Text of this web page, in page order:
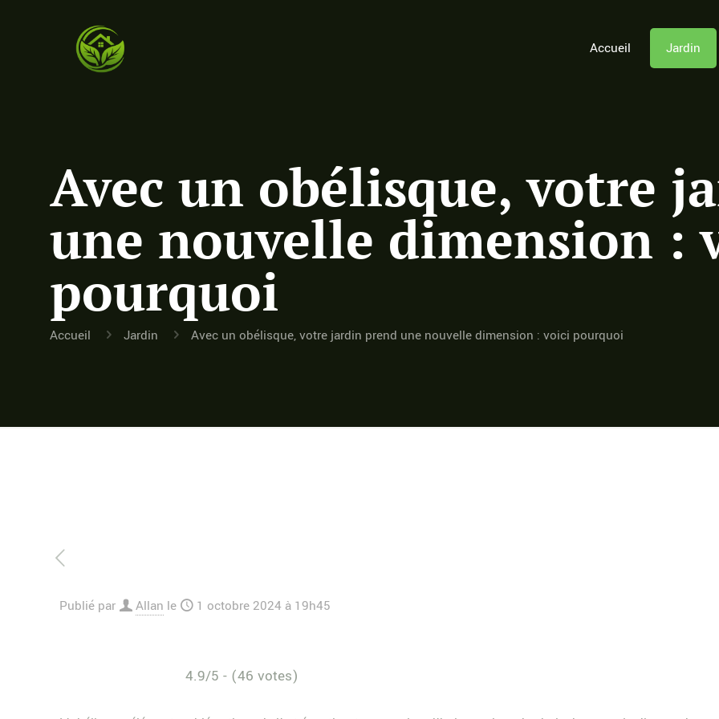
Accueil Jardin
Avec un obélisque, votre
une nouvelle dimension :
pourquoi
Accueil Jardin Avec un obélisque, votre jardin prend une nouvelle dimension : voici pourquoi
Publié par Allan le 1 octobre 2024 à 19h45
4.9/5 - (46 votes)